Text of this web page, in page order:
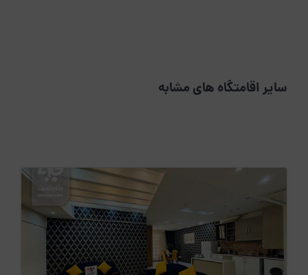
سایر اقامتگاه های مشابه